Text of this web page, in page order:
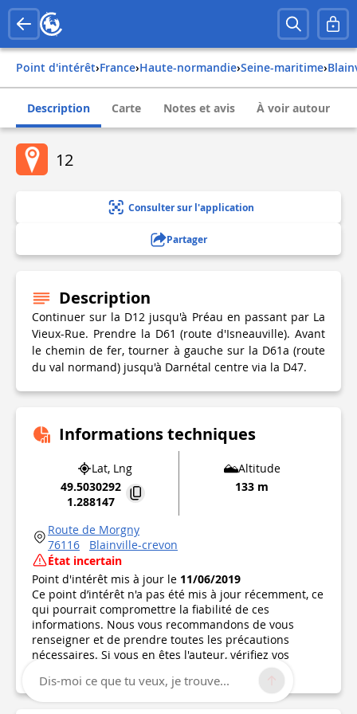
Point d'intérêt› france› haute-normandie› seine-maritime›
Description Carte Notes et avis À voir autour
12
Consulter sur l'application
Partager
Description
Continuer sur la D12 jusqu'à Préau en passant par La
Vieux-Rue. Prendre la D61 (route d'Isneauville). Avant
le chemin de fer, tourner à gauche sur la D61a (route
du val normand) jusqu'à Darnétal centre via la D47.
Informations techniques
Lat, Lng
49.5030292
1.288147
Altitude
133 m
Route de Morgny
76116
Blainville-crevon
État incertain
Point d'intérêt mis à jour le 11/06/2019
Ce point d’intérêt n'a pas été mis à jour récemment, ce
qui pourrait compromettre la fiabilité de ces
informations. Nous vous recommandons de vous
renseigner et de prendre toutes les précautions
nécessaires. Si vous en êtes l'auteur, vérifiez vos
Dis-moi ce que tu veux, je trouve...